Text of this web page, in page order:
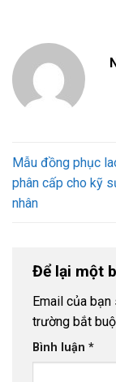
Mẫu đồng phục
phân cấp cho kỹ
nhân
Để lại một
Email của
trường bắt
Bình luận *